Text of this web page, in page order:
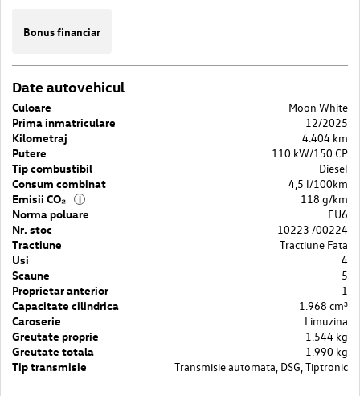
Bonus financiar
Date autovehicul
Culoare
Moon White
Prima inmatriculare
12/2025
Kilometraj
4.404 km
Putere
110 kW/150 CP
Tip combustibil
Diesel
Consum combinat
4,5 l/100km
Emisii CO₂
i
118 g/km
Norma poluare
EU6
Nr. stoc
10223 /00224
Tractiune
Tractiune Fata
Usi
4
Scaune
5
Proprietar anterior
1
Capacitate cilindrica
1.968 cm³
Caroserie
Limuzina
Greutate proprie
1.544 kg
Greutate totala
1.990 kg
Tip transmisie
Transmisie automata, DSG, Tiptronic